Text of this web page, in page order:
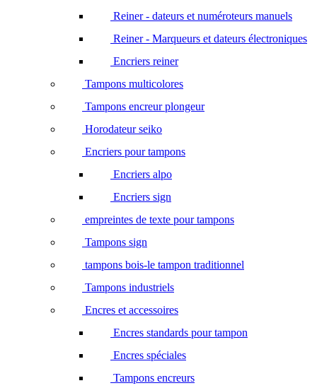
Reiner - dateurs et numéroteurs manuels
Reiner - Marqueurs et dateurs électroniques
Encriers reiner
Tampons multicolores
Tampons encreur plongeur
Horodateur seiko
Encriers pour tampons
Encriers alpo
Encriers sign
empreintes de texte pour tampons
Tampons sign
tampons bois-le tampon traditionnel
Tampons industriels
Encres et accessoires
Encres standards pour tampon
Encres spéciales
Tampons encreurs